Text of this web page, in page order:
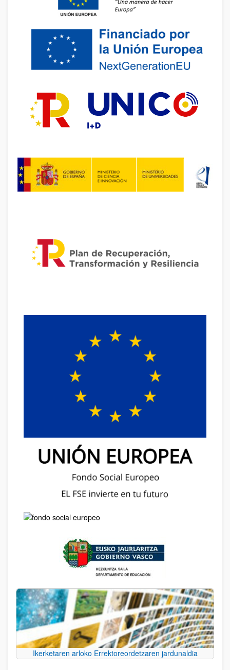
Ikerketaren arloko Errektoreordetzaren jardunaldia